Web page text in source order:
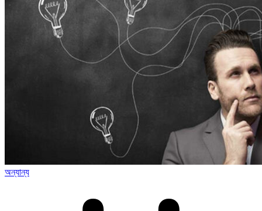
অন্যান্য